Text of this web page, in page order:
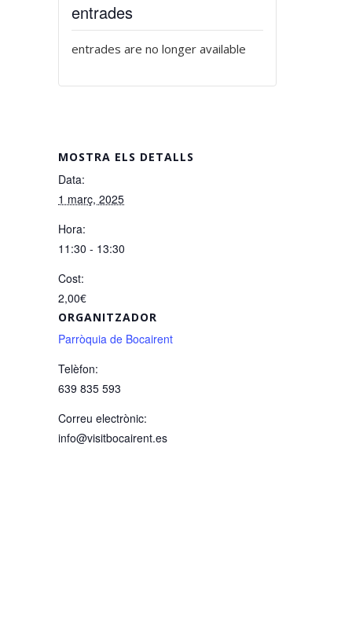
MOSTRA ELS DETALLS
Data:
1 març, 2025
Hora:
11:30 - 13:30
Cost:
2,00€
ORGANITZADOR
Parròquia de Bocairent
Telèfon:
639 835 593
Correu electrònic:
info@visitbocairent.es
entrades
entrades are no longer available